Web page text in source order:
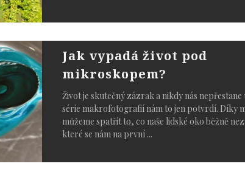
Jak vypadá život pod
mikroskopem?
Život je skutečný zázrak a nikdy nás nepřestane
série makrofotografií nám to jen potvrdí. Díky
můžeme spatřit to, co naše lidské oko běžně
které se nám na první ...